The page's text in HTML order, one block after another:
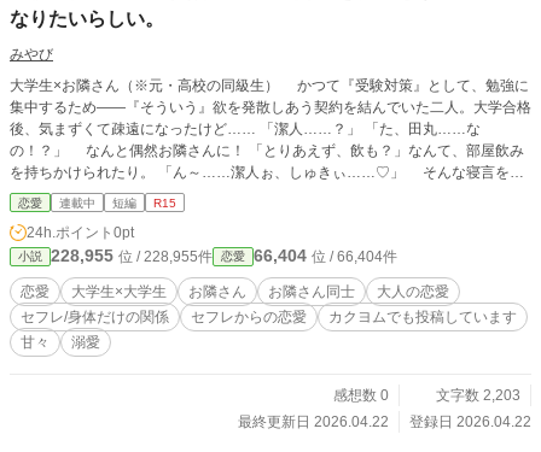
なりたいらしい。
みやび
大学生×お隣さん（※元・高校の同級生） かつて『受験対策』として、勉強に
集中するため――『そういう』欲を発散しあう契約を結んでいた二人。大学合格
後、気まずくて疎遠になったけど…… 「潔人……？」 「た、田丸……な
の！？」 なんと偶然お隣さんに！ 「とりあえず、飲も？」なんて、部屋飲み
を持ちかけられたり。 「ん～……潔人ぉ、しゅきぃ……♡」 そんな寝言をさ
さやかれたら僕の理性は！？ ……と、商業ラブコメみたいな煽り文を書いて
はみましたが、そんなに煽る内容はないです。 カクヨムにあげてるので、ア
ルファポリスにも上げます。
恋愛 連載中 短編 R15
24h.ポイント 0pt
小説 228,955 位 / 228,955件 恋愛 66,404 位 / 66,404件
恋愛 大学生×大学生 お隣さん お隣さん同士
大人の恋愛
セフレ/身体だけの関係
セフレからの恋愛
カクヨムでも投稿しています
甘々
溺愛
感想数 0
文字数 2,203
最終更新日 2026.04.22
登録日 2026.04.22